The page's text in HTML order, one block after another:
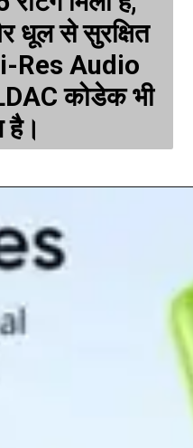
धूल से सुरक्षित
Res Audio
कोडेक भी
है।